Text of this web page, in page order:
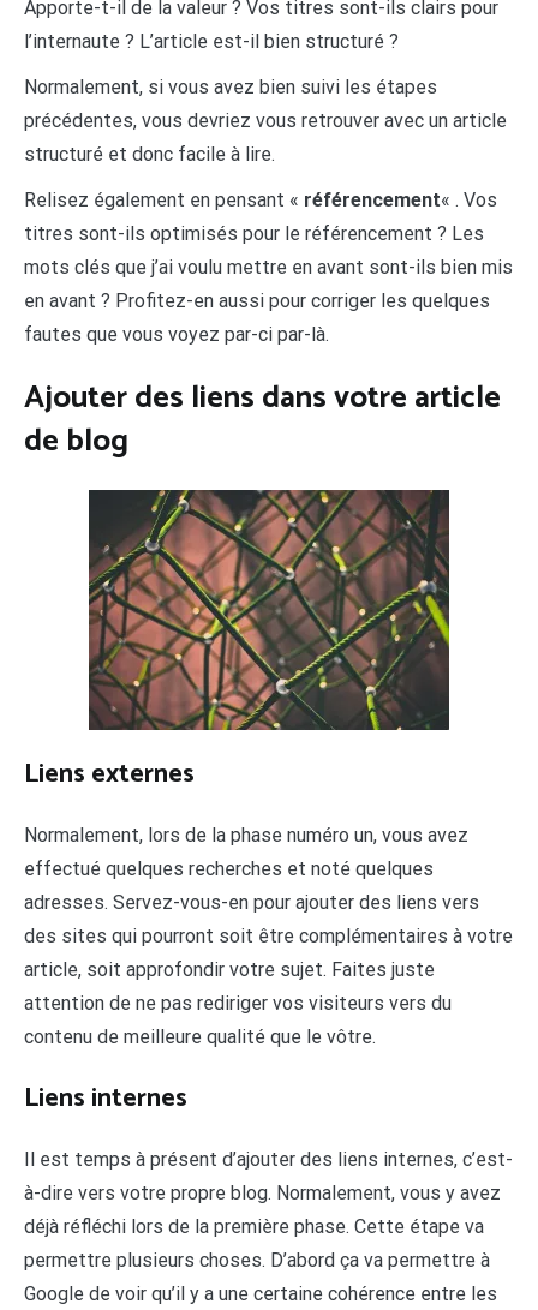
Apporte-t-il de la valeur ? Vos titres sont-ils clairs pour
l’internaute ? L’article est-il bien structuré ?
Normalement, si vous avez bien suivi les étapes
précédentes, vous devriez vous retrouver avec un article
structuré et donc facile à lire.
Relisez également en pensant « référencement« . Vos
titres sont-ils optimisés pour le référencement ? Les
mots clés que j’ai voulu mettre en avant sont-ils bien mis
en avant ? Profitez-en aussi pour corriger les quelques
fautes que vous voyez par-ci par-là.
Ajouter des liens dans votre article
de blog
Liens externes
Normalement, lors de la phase numéro un, vous avez
effectué quelques recherches et noté quelques
adresses. Servez-vous-en pour ajouter des liens vers
des sites qui pourront soit être complémentaires à votre
article, soit approfondir votre sujet. Faites juste
attention de ne pas rediriger vos visiteurs vers du
contenu de meilleure qualité que le vôtre.
Liens internes
Il est temps à présent d’ajouter des liens internes, c’est-
à-dire vers votre propre blog. Normalement, vous y avez
déjà réfléchi lors de la première phase. Cette étape va
permettre plusieurs choses. D’abord ça va permettre à
Google de voir qu’il y a une certaine cohérence entre les